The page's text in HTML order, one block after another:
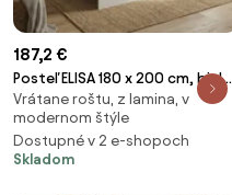
187,2 €
Posteľ ELISA 180 x 200 cm, biela
Rošt: S latkovým roštom,
Matrac: Bez matraca
Vrátane roštu, z lamina, v
modernom štýle
Dostupné v 2 e-shopoch
Skladom